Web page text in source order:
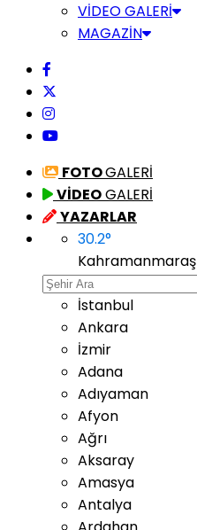
VİDEO GALERİ
MAGAZİN
FOTOGALERİ
VİDEOGALERİ
YAZARLAR
30.2°
Kahramanmaraş
İstanbul
Ankara
İzmir
Adana
Adıyaman
Afyon
Ağrı
Aksaray
Amasya
Antalya